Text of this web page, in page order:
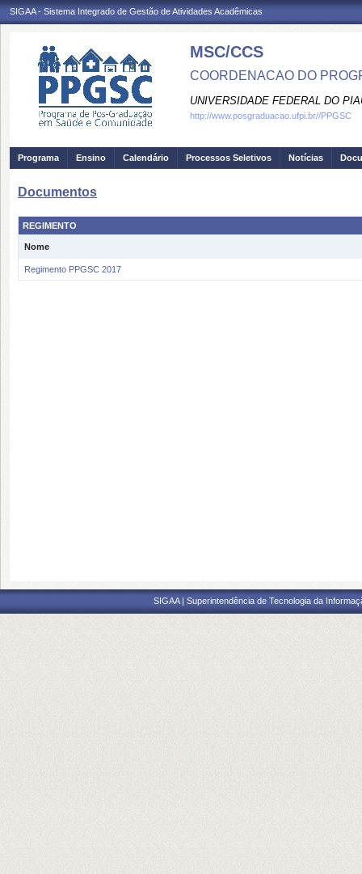
SIGAA - Sistema Integrado de Gestão de Atividades Acadêmicas
MSC/CCS
COORDENACAO DO
UNIVERSIDADE FEDERAL DO
http://www.posgraduacao.ufpi.br//PPGSC
Programa Ensino Calendário Processos Seletivos Notícias
Documentos
REGIMENTO
Nome
Regimento PPGSC 2017
SIGAA | Superintendência de Tecnologia da